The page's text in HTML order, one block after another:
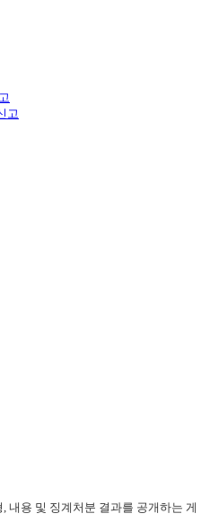
고
내용 및 징계처분 결과를 공개하는 게